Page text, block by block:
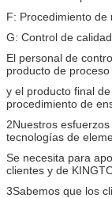
F: Procedimiento de
G: Control de
El personal de
producto de proceso
y el producto final
procedimiento de
2Nuestros
tecnologías de
Se necesita para
clientes y de
3Sabemos que los